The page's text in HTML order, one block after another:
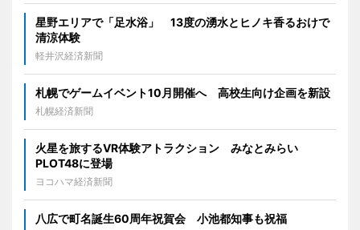
星野エリアで「足水浴」 13度の湧水とヒノキ香るおけで
清涼体験
軽井沢経済新聞
札幌でゲームイベント10月開催へ 高校生向け企画を新設
札幌経済新聞
火星を旅するVR体験アトラクション みなとみらい
PLOT48に登場
ヨコハマ経済新聞
八広で町名誕生60周年祝賀会 小池都知事も祝福